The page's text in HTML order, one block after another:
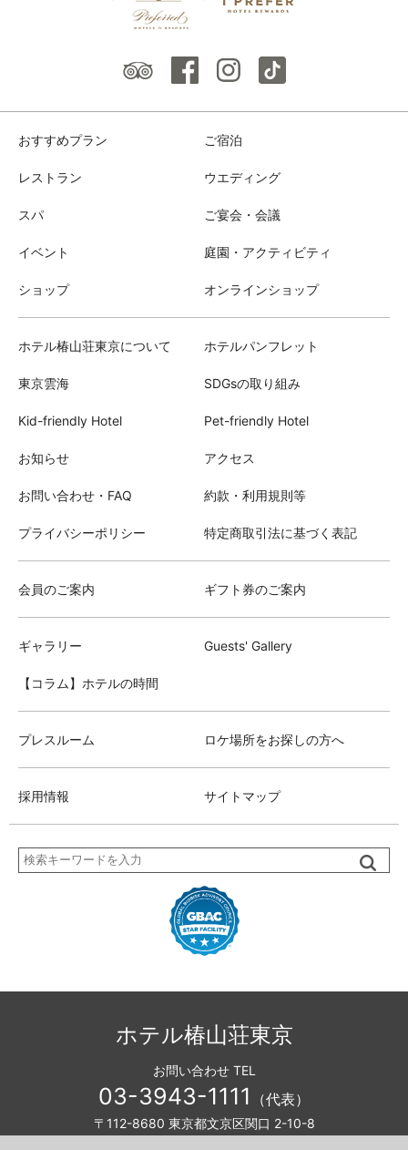
おすすめプラン ご宿泊
レストラン ウエディング
スパ ご宴会・会議
イベント 庭園・アクティビティ
ショップ オンラインショップ
ホテル椿山荘東京について ホテルパンフレット
東京雲海 SDGsの取り組み
Kid-friendly Hotel Pet-friendly Hotel
お知らせ アクセス
お問い合わせ・FAQ 約款・利用規則等
プライバシーポリシー 特定商取引法に基づく表記
会員のご案内 ギフト券のご案内
ギャラリー Guests' Gallery
【コラム】ホテルの時間
プレスルーム ロケ場所をお探しの方へ
採用情報 サイトマップ
ホテル椿山荘東京
〒112-8680 東京都文京区関口 2-10-8
お問い合わせ TEL
03-3943-1111 （代表）